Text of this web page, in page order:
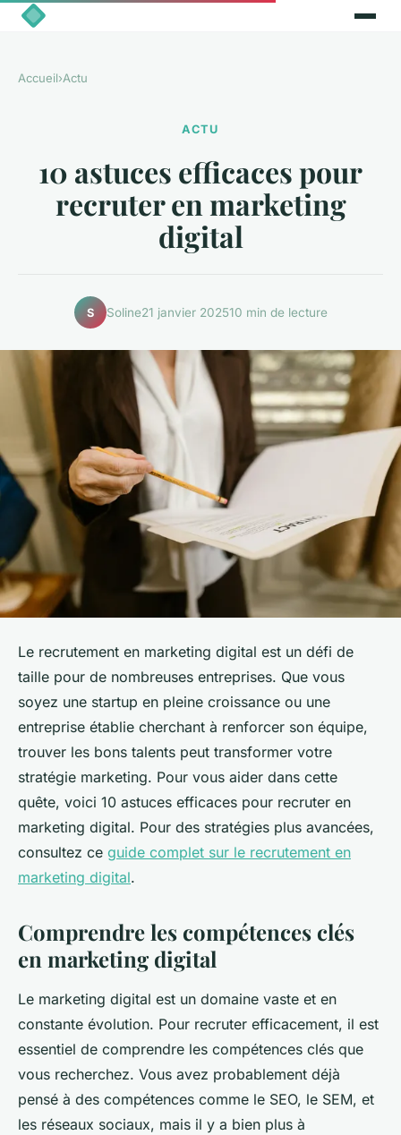
Accueil›Actu
ACTU
10 astuces efficaces pour
recruter en marketing
digital
S Soline21 janvier 202510 min de lecture
Le recrutement en marketing digital est un défi de
taille pour de nombreuses entreprises. Que vous
soyez une startup en pleine croissance ou une
entreprise établie cherchant à renforcer son équipe,
trouver les bons talents peut transformer votre
stratégie marketing. Pour vous aider dans cette
quête, voici 10 astuces efficaces pour recruter en
marketing digital. Pour des stratégies plus avancées,
consultez ce guide complet sur le recrutement en
marketing digital.
Comprendre les compétences clés
en marketing digital
Le marketing digital est un domaine vaste et en
constante évolution. Pour recruter efficacement, il est
essentiel de comprendre les compétences clés que
vous recherchez. Vous avez probablement déjà
pensé à des compétences comme le SEO, le SEM, et
les réseaux sociaux, mais il y a bien plus à